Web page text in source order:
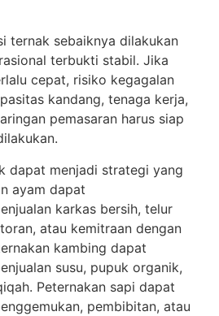
ternak sebaiknya dilakukan
terbukti stabil. Jika
cepat, risiko kegagalan
kandang, tenaga kerja,
pemasaran harus siap
dapat menjadi strategi yang
ayam dapat
karkas bersih, telur
atau kemitraan dengan
kambing dapat
susu, pupuk organik,
Peternakan sapi dapat
pembibitan, atau